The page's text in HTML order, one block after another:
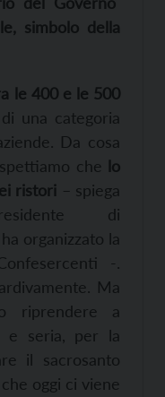
simbolo della
le 400 e le 500
una categoria
Da cosa
che lo
ristori – spiega
di
organizzato la
-.
Ma
riprendere a
e seria, per la
il sacrosanto
oggi ci viene